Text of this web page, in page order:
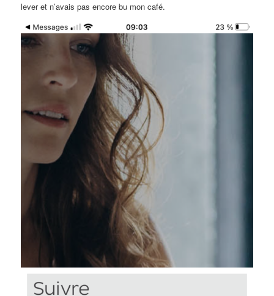
lever et n’avais pas encore bu mon café.